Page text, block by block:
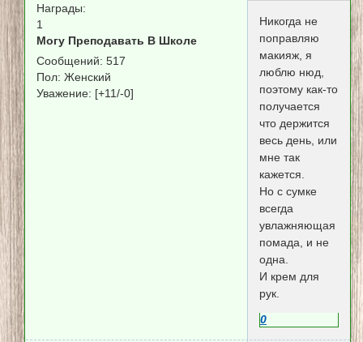
Награды:
1
Могу Преподавать В Школе
Сообщений: 517
Пол: Женский
Уважение: [+11/-0]
Никогда не
поправляю
макияж, я
люблю нюд,
поэтому как-то
получается
что держится
весь день, или
мне так
кажется.
Но с сумке
всегда
увлажняющая
помада, и не
одна.
И крем для
рук.
0